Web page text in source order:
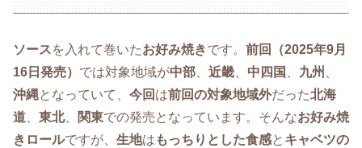
ソースを入れて巻いたお好み焼きです。 前回（2025年9月
16日発売） では対象地域が中部 近畿 中四国 九州
沖縄となっていて、 今回 は前回の対象地域外だった北海
道
東北、 関東での発売となっています。そんなお好み焼
きロールですが、 生地は もっちりとした食感と キャベツの